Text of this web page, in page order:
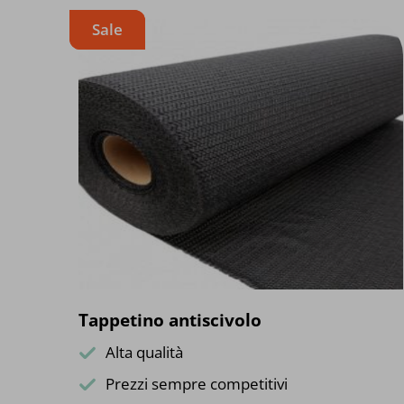
Sale
Tappetino antiscivolo
Alta qualità
Prezzi sempre competitivi